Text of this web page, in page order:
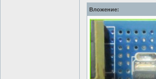
Вложение: